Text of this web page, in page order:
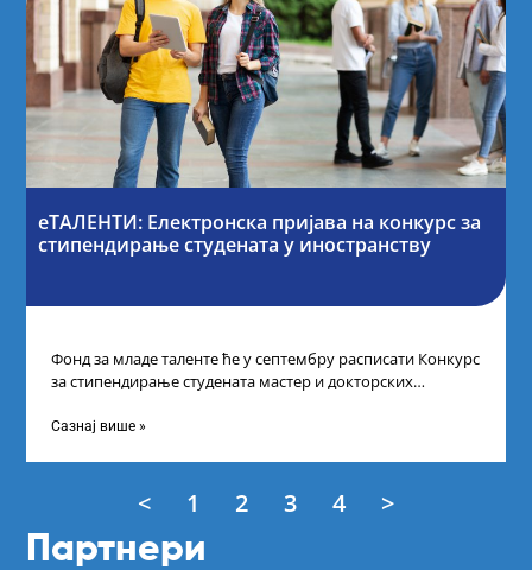
еТАЛЕНТИ: Електронска пријава на конкурс за
стипендирање студената у иностранству
Фонд за младе таленте ће у септембру расписати Конкурс
за стипендирање студената мастер и докторских
Сазнај више »
< 1 2 3 4 >
Партнери